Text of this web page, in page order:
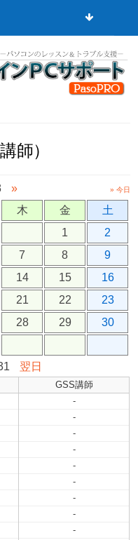
師）
» » 今日
木 金
土
1
2
7 8
9
14 15
16
21 22
23
28 29
30
翌日
GSS講師
-
-
-
-
-
-
-
-
-